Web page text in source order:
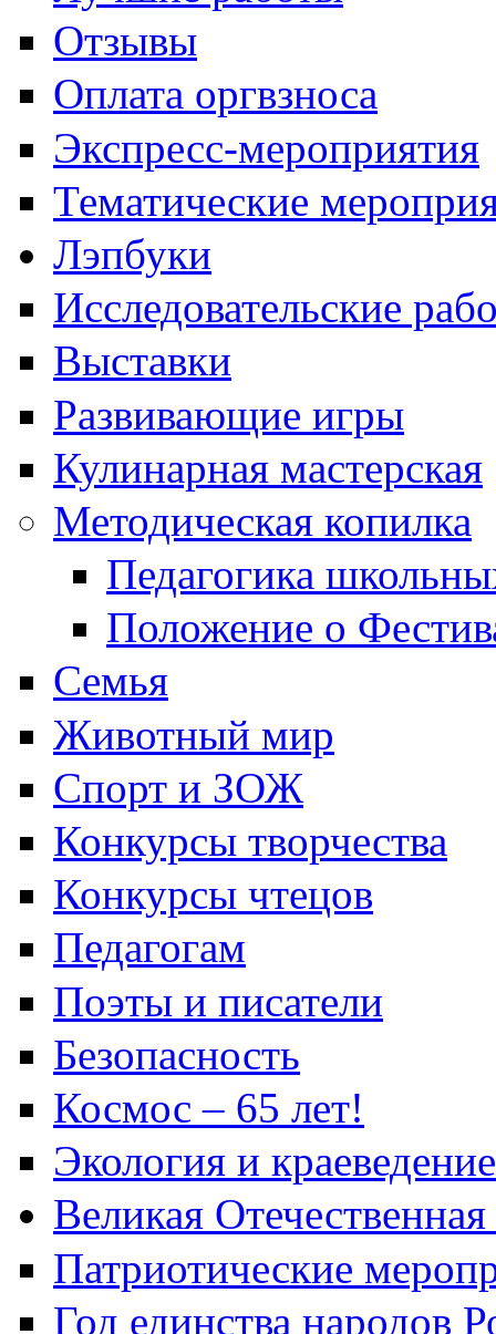
Отзывы
Оплата оргвзноса
Экспресс-мероприятия
Тематические
Лэпбуки
Исследовательские
Выставки
Развивающие игры
Кулинарная мастерская
Методическая копилка
Педагогика
Положение о
Семья
Животный мир
Спорт и ЗОЖ
Конкурсы творчества
Конкурсы чтецов
Педагогам
Поэты и писатели
Безопасность
Космос – 65 лет!
Экология и краеведение
Великая
Патриотические
Год единства народов